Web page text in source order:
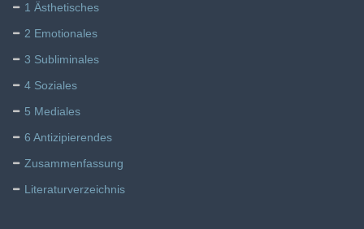
1 Ästhetisches
2 Emotionales
3 Subliminales
4 Soziales
5 Mediales
6 Antizipierendes
Zusammenfassung
Literaturverzeichnis